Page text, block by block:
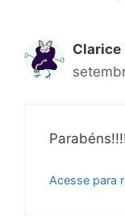
Clarice
Acesse para